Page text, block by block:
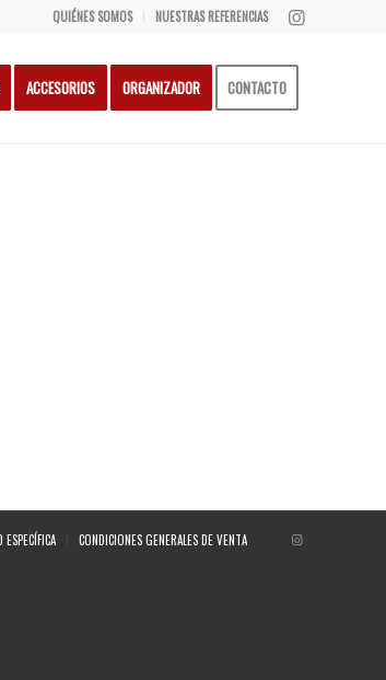
QUIÉNES SOMOS NUESTRAS REFERENCIAS
ACCESORIOS ORGANIZADOR CONTACTO
ESPECÍFICA CONDICIONES GENERALES DE VENTA